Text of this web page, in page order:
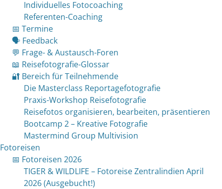
Individuelles Fotocoaching
Referenten-Coaching
📅 Termine
🗣 Feedback
💬 Frage- & Austausch-Foren
📖 Reisefotografie-Glossar
🔐 Bereich für Teilnehmende
Die Masterclass Reportagefotografie
Praxis-Workshop Reisefotografie
Reisefotos organisieren, bearbeiten, präsentieren
Bootcamp 2 – Kreative Fotografie
Mastermind Group Multivision
Fotoreisen
📅 Fotoreisen 2026
TIGER & WILDLIFE – Fotoreise Zentralindien April
2026 (Ausgebucht!)